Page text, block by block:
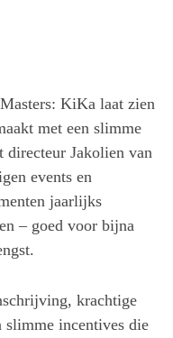
KiKa laat zien
met een slimme
directeur Jakolien van
events en
jaarlijks
– goed voor bijna
krachtige
slimme incentives die